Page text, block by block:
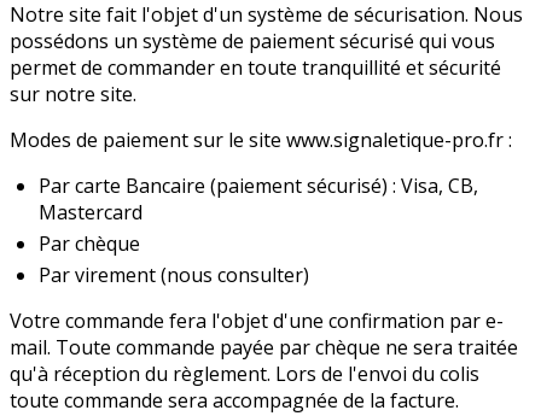
Notre site fait l'objet d'un système de sécurisation. Nous
possédons un système de paiement sécurisé qui vous
permet de commander en toute tranquillité et sécurité
sur notre site.
Modes de paiement sur le site www.signaletique-pro.fr :
Par carte Bancaire (paiement sécurisé) : Visa, CB,
Mastercard
Par chèque
Par virement (nous consulter)
Votre commande fera l'objet d'une confirmation par e-
mail. Toute commande payée par chèque ne sera traitée
qu'à réception du règlement. Lors de l'envoi du colis
toute commande sera accompagnée de la facture.